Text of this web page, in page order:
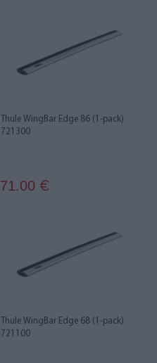
Thule WingBar Edge 86 (1-pack)
721300
71.00 €
Thule WingBar Edge 68 (1-pack)
721100